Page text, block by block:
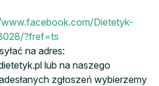
www.facebook.com/Dietetyk-
?fref=ts
na adres:
lub na naszego
zgłoszeń wybierzemy